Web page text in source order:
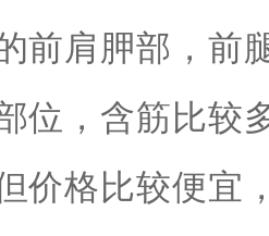
前肩胛部，前
位，含筋比较
价格比较便宜